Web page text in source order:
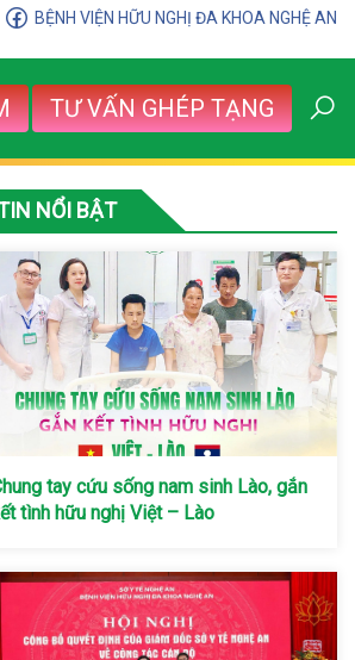
BỆNH VIỆN HỮU NGHỊ ĐA KHOA NGHỆ AN
TƯ VẤN GHÉP TẠNG
NỔI BẬT
tay cứu sống nam sinh Lào, gắn
tình hữu nghị Việt – Lào